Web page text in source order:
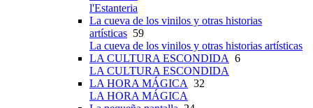
l'Estanteria
La cueva de los vinilos y otras historias
artísticas 59
La cueva de los vinilos y otras historias artísticas
LA CULTURA ESCONDIDA 6
LA CULTURA ESCONDIDA
LA HORA MÁGICA 32
LA HORA MÁGICA